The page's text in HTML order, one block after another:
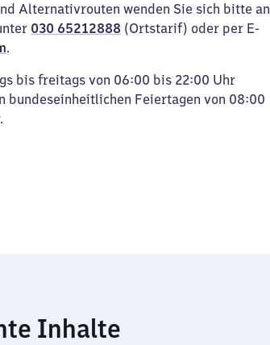
Alternativrouten wenden Sie sich bitte an
030 65212888 (Ortstarif) oder per E-
.
bis freitags von 06:00 bis 22:00 Uhr
bundeseinheitlichen Feiertagen von 08:00
Inhalte